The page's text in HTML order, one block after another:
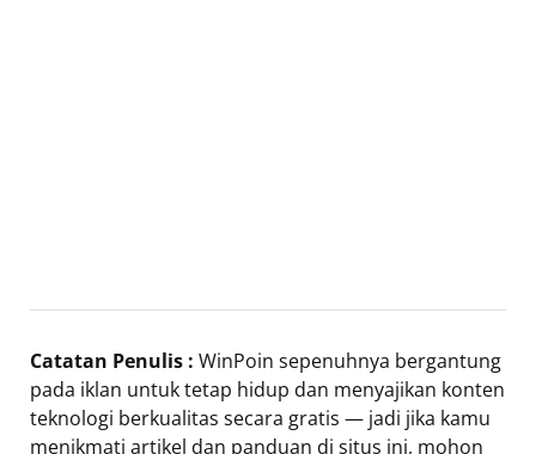
Catatan Penulis : WinPoin sepenuhnya bergantung
pada iklan untuk tetap hidup dan menyajikan konten
teknologi berkualitas secara gratis — jadi jika kamu
menikmati artikel dan panduan di situs ini, mohon